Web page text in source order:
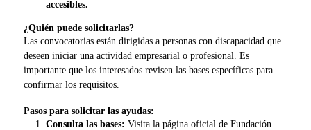
accesibles.
¿Quién puede solicitarlas?
Las convocatorias están dirigidas a personas con discapacidad que
deseen iniciar una actividad empresarial o profesional. Es
importante que los interesados revisen las bases específicas para
confirmar los requisitos.
Pasos para solicitar las ayudas:
Consulta las bases: Visita la página oficial de Fundación